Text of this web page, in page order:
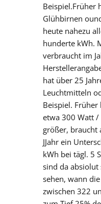
Beispiel.Früher
Glühbirnen
heute nahezu
hunderte kWh.
verbraucht im
hat über 25
Leuchtmitteln
Beispiel. Früher
etwa 300 Watt /
größer, braucht
JJahr ein
kWh bei tägl. 5
sind da absiolut
sehen, wann
zwischen 322